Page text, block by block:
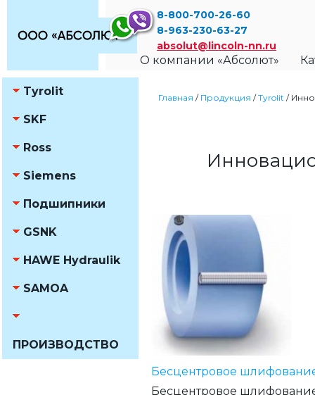
8-800-700-26-60
8-963-230-63-27
absolut@lincoln-nn.ru
О компании «Абсолют»
Tyrolit
SKF
Ross
Siemens
Подшипники
GSNK
HAWE Hydraulik
SAMOA
ПРОИЗВОДСТВО
Главная / Продукция /Tyrolit /
Бесцентровое
Бесцентровое